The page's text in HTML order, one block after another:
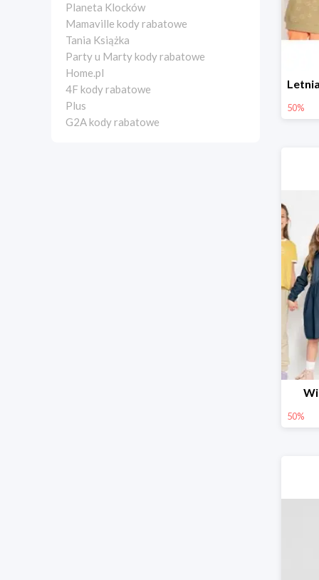
Planeta Klocków
Mamaville kody rabatowe
Tania Książka
Party u Marty kody rabatowe
Home.pl
4F kody rabatowe
Plus
G2A kody rabatowe
50%
50%